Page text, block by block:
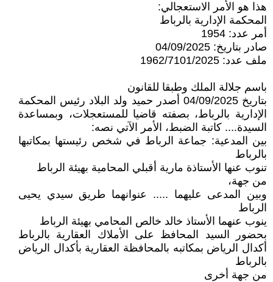
هذا هو الأمر الاستعجالي:
المحكمة الإدارية بالرباط
أمر عدد: 1954
صادر بتاريخ: 04/09/2025
ملف عدد: 1962/7101/2025
باسم جلالة الملك وطبقا للقانون
بتاريخ 04/09/2025 أصدر حميد ولد البلاد رئيس المحكمة
الإدارية بالرباط، بصفته قاضيا للمستعجلات، وبمساعدة
السيدة.... كاتبة الضبط، الأمر الآتي نصه:
بين المدعية: جماعة الرباط في شخص رئيستها بمكاتبها
بالرباط
تنوب عنها الأستاذة مارية أقبلي المحامية بهيئة الرباط
من جهة،
وبين المدعى عليهما ..... عنوانهما طريق سيدي يحيى
الرباط
ينوب عنهما الأستاذ خالد خالص المحامي بهيئة الرباط
بحضور السيد المحافظ على الأملاك العقارية بالرباط
أكدال الرياض بمكاتبه بالمحافظة العقارية بأكدال الرياض
بالرباط
من جهة أخرى